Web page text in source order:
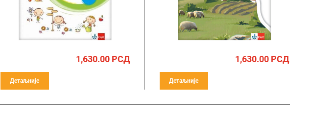
1,630.00РСД
Детаљније
1,630.00РСД
Детаљније